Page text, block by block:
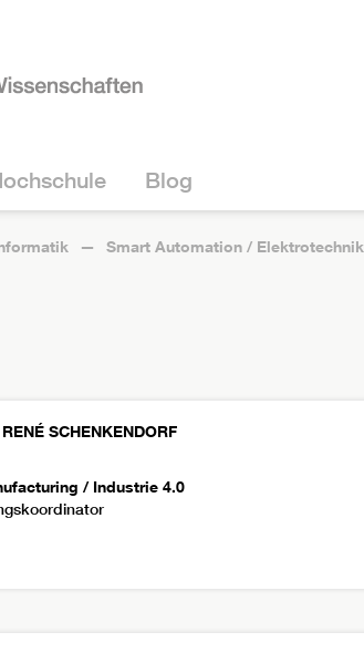
Blog
Smart Automation / Elektrotechnik
RENÉ SCHENKENDORF
/ Industrie 4.0